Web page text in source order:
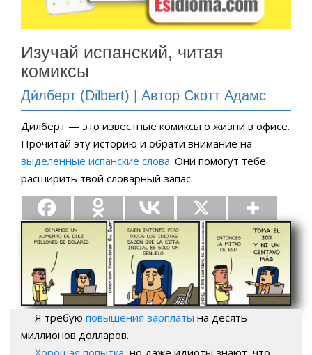
Изучай испанский, читая
комиксы
Ди́лберт (Dilbert) | Автор Скотт Адамс
Дилберт — это известные комиксы о жизни в офисе.
Прочитай эту историю и обрати внимание на
выделенные испанские слова. Они помогут тебе
расширить твой словарный запас.
— Я требую повышения зарплаты на десять
миллионов долларов.
— Хорошая попытка, но даже идиоты знают, что